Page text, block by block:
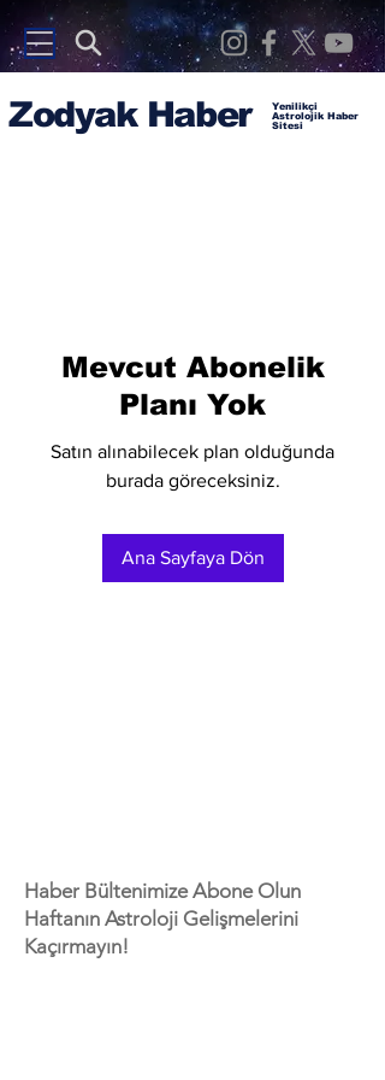
Yenilikçi
Astrolojik Haber
Sitesi
Zodyak Haber
Mevcut Abonelik
Planı Yok
Satın alınabilecek plan olduğunda
burada göreceksiniz.
Ana Sayfaya Dön
Haber Bültenimize Abone Olun
Haftanın Astroloji Gelişmelerini
Kaçırmayın!